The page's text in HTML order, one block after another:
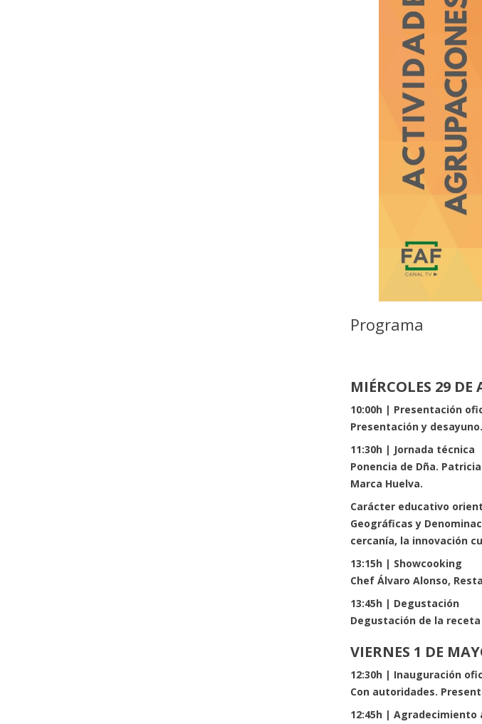
Programa
MIÉRCOLES 29 DE
10:00h | Presentación
Presentación y desayuno.
11:30h | Jornada técnica
Ponencia de Dña.
Marca Huelva.
Carácter educativo
Geográficas y
cercanía, la innovación
13:15h | Showcooking
Chef Álvaro Alonso,
13:45h | Degustación
Degustación de la
VIERNES 1 DE
12:30h | Inauguración
Con autoridades.
12:45h | Agradecimiento